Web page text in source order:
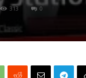
313 0